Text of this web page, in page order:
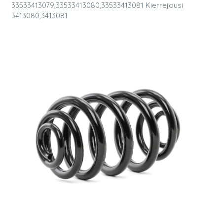
33533413079,33533413080,33533413081 Kierrejousi
3413080,3413081